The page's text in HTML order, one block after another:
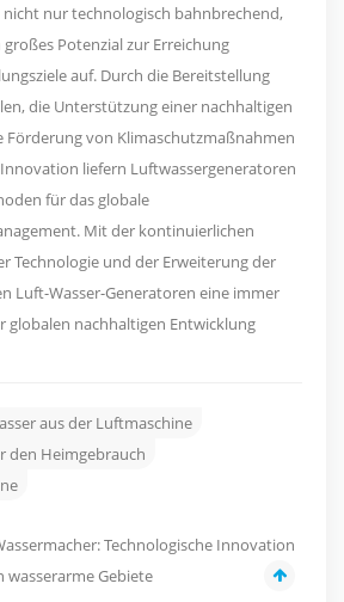
nicht nur technologisch bahnbrechend,
Potenzial zur Erreichung
auf. Durch die Bereitstellung
die Unterstützung einer nachhaltigen
Förderung von Klimaschutzmaßnahmen
liefern Luftwassergeneratoren
für das globale
Mit der kontinuierlichen
Technologie und der Erweiterung der
Luft-Wasser-Generatoren eine immer
globalen nachhaltigen Entwicklung
aus der Luftmaschine
den Heimgebrauch
Technologische Innovation
Gebiete